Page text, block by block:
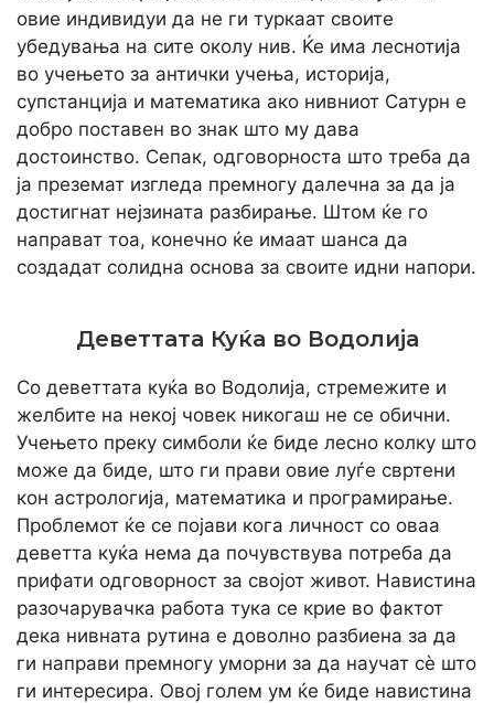
овие индивидуи да не ги туркаат своите
убедувања на сите околу нив. Ќе има леснотија
во учењето за антички учења, историја,
супстанција и математика ако нивниот Сатурн е
добро поставен во знак што му дава
достоинство. Сепак, одговорноста што треба да
ја преземат изгледа премногу далечна за да ја
достигнат нејзината разбирање. Штом ќе го
направат тоа, конечно ќе имаат шанса да
создадат солидна основа за своите идни напори.
Деветтата Куќа во Водолија
Со деветтата куќа во Водолија, стремежите и
желбите на некој човек никогаш не се обични.
Учењето преку симболи ќе биде лесно колку што
може да биде, што ги прави овие луѓе свртени
кон астрологија, математика и програмирање.
Проблемот ќе се појави кога личност со оваа
деветта куќа нема да почувствува потреба да
прифати одговорност за својот живот. Навистина
разочарувачка работа тука се крие во фактот
дека нивната рутина е доволно разбиена за да
ги направи премногу уморни за да научат сè што
ги интересира. Овој голем ум ќе биде навистина